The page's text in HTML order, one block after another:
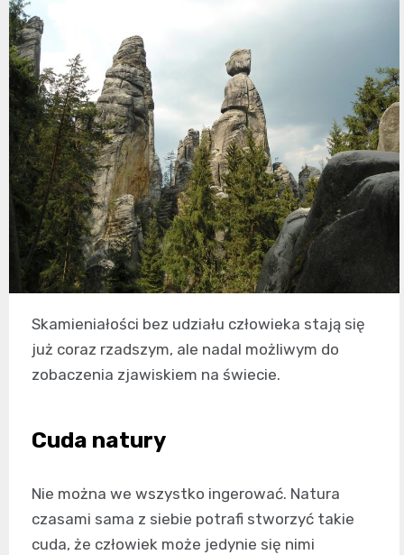
Skamieniałości bez udziału człowieka stają się
już coraz rzadszym, ale nadal możliwym do
zobaczenia zjawiskiem na świecie.
Cuda natury
Nie można we wszystko ingerować. Natura
czasami sama z siebie potrafi stworzyć takie
cuda, że człowiek może jedynie się nimi